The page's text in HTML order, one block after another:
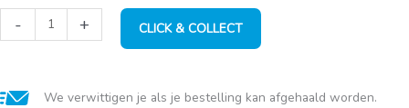
-
Doe
+ CLICK & COLLECT
We verwittigen je als je bestelling kan afgehaald worden.